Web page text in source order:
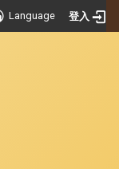
Language 登入